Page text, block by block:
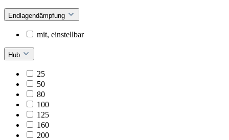
Endlagendämpfung
mit, einstellbar
Hub
25
50
80
100
125
160
200